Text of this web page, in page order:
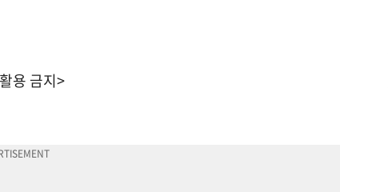
용 금지>